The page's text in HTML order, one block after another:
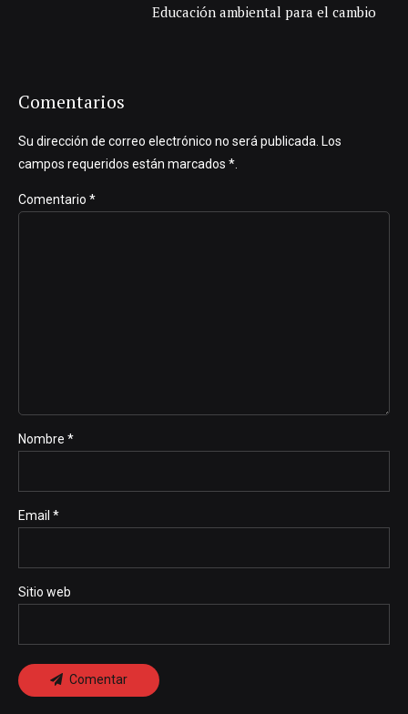
Educación ambiental para el cambio
Comentarios
Su dirección de correo electrónico no será publicada. Los
campos requeridos están marcados *.
Comentario *
Nombre *
Email *
Sitio web
Comentar